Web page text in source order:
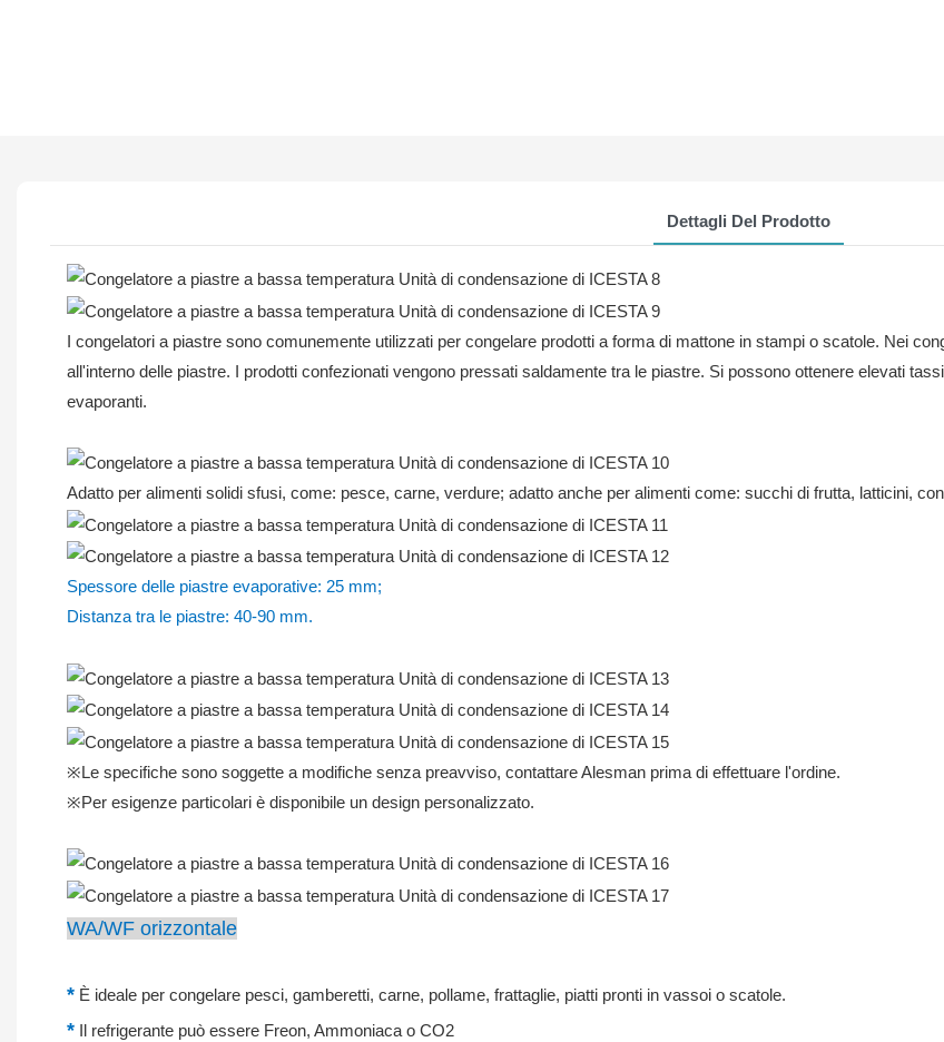
Dettagli Del Prodotto
I congelatori a piastre sono comunemente utilizzati per congelare prodotti a forma di mattone in stampi o scatole. Nei
all'interno delle piastre. I prodotti confezionati vengono pressati saldamente tra le piastre. Si possono ottenere elevati
evaporanti.
Adatto per alimenti solidi sfusi, come: pesce, carne, verdure; adatto anche per alimenti come: succhi di frutta, latticini,
Spessore delle piastre evaporative: 25 mm;
Distanza tra le piastre: 40-90 mm.
※Le specifiche sono soggette a modifiche senza preavviso, contattare Alesman prima di effettuare l'ordine.
※Per esigenze particolari è disponibile un design personalizzato.
WA/WF orizzontale
* È ideale per congelare pesci, gamberetti, carne, pollame, frattaglie, piatti pronti in vassoi o scatole.
* Il refrigerante può essere Freon, Ammoniaca o CO2